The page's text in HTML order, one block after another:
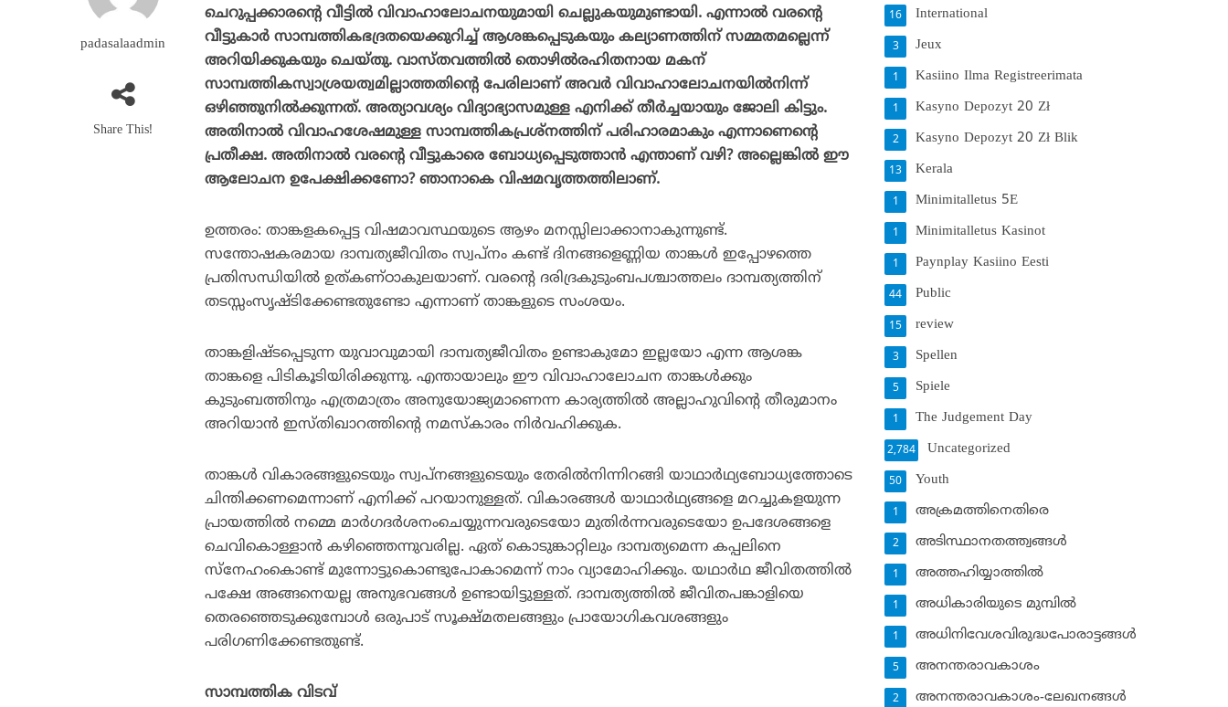
padasalaadmin
Share This!
ചെറുപ്പക്കാരന്റെ വീട്ടില്‍ വിവാഹാലോചനയുമായി ചെല്ലുകയുമുണ്ടായി. എന്നാല്‍ വരന്റെ
വീട്ടുകാര്‍ സാമ്പത്തികഭദ്രതയെക്കുറിച്ച് ആശങ്കപ്പെടുകയും കല്യാണത്തിന് സമ്മതമല്ലെന്ന്
അറിയിക്കുകയും ചെയ്തു. വാസ്തവത്തില്‍ തൊഴില്‍രഹിതനായ മകന്
സാമ്പത്തികസ്വാശ്രയത്വമില്ലാത്തതിന്റെ പേരിലാണ് അവര്‍ വിവാഹാലോചനയില്‍നിന്ന്
ഒഴിഞ്ഞുനില്‍ക്കുന്നത്. അത്യാവശ്യം വിദ്യാഭ്യാസമുള്ള എനിക്ക് തീര്‍ച്ചയായും ജോലി കിട്ടും.
അതിനാല്‍ വിവാഹശേഷമുള്ള സാമ്പത്തികപ്രശ്‌നത്തിന് പരിഹാരമാകും എന്നാണെന്റെ
പ്രതീക്ഷ. അതിനാല്‍ വരന്റെ വീട്ടുകാരെ ബോധ്യപ്പെടുത്താന്‍ എന്താണ് വഴി? അല്ലെങ്കില്‍ ഈ
ആലോചന ഉപേക്ഷിക്കണോ? ഞാനാകെ വിഷമവൃത്തത്തിലാണ്.
ഉത്തരം: താങ്കളകപ്പെട്ട വിഷമാവസ്ഥയുടെ ആഴം മനസ്സിലാക്കാനാകുന്നുണ്ട്.
സന്തോഷകരമായ ദാമ്പത്യജീവിതം സ്വപ്‌നം കണ്ട് ദിനങ്ങളെണ്ണിയ താങ്കള്‍ ഇപ്പോഴത്തെ
പ്രതിസന്ധിയില്‍ ഉത്കണ്ഠാകുലയാണ്. വരന്റെ ദരിദ്രകുടുംബപശ്ചാത്തലം ദാമ്പത്യത്തിന്
തടസ്സംസൃഷ്ടിക്കേണ്ടതുണ്ടോ എന്നാണ് താങ്കളുടെ സംശയം.
താങ്കളിഷ്ടപ്പെടുന്ന യുവാവുമായി ദാമ്പത്യജീവിതം ഉണ്ടാകുമോ ഇല്ലയോ എന്ന ആശങ്ക
താങ്കളെ പിടികൂടിയിരിക്കുന്നു. എന്തായാലും ഈ വിവാഹാലോചന താങ്കള്‍ക്കും
കുടുംബത്തിനും എത്രമാത്രം അനുയോജ്യമാണെന്ന കാര്യത്തില്‍ അല്ലാഹുവിന്റെ തീരുമാനം
അറിയാന്‍ ഇസ്തിഖാറത്തിന്റെ നമസ്‌കാരം നിര്‍വഹിക്കുക.
താങ്കള്‍ വികാരങ്ങളുടെയും സ്വപ്‌നങ്ങളുടെയും തേരില്‍നിന്നിറങ്ങി യാഥാര്‍ഥ്യബോധ്യത്തോടെ
ചിന്തിക്കണമെന്നാണ് എനിക്ക് പറയാനുള്ളത്. വികാരങ്ങള്‍ യാഥാര്‍ഥ്യങ്ങളെ മറച്ചുകളയുന്ന
പ്രായത്തില്‍ നമ്മെ മാര്‍ഗദര്‍ശനംചെയ്യുന്നവരുടെയോ മുതിര്‍ന്നവരുടെയോ ഉപദേശങ്ങളെ
ചെവികൊള്ളാന്‍ കഴിഞ്ഞെന്നുവരില്ല. ഏത് കൊടുങ്കാറ്റിലും ദാമ്പത്യമെന്ന കപ്പലിനെ
സ്‌നേഹംകൊണ്ട് മുന്നോട്ടുകൊണ്ടുപോകാമെന്ന് നാം വ്യാമോഹിക്കും. യഥാര്‍ഥ ജീവിതത്തില്‍
പക്ഷേ അങ്ങനെയല്ല അനുഭവങ്ങള്‍ ഉണ്ടായിട്ടുള്ളത്. ദാമ്പത്യത്തില്‍ ജീവിതപങ്കാളിയെ
തെരഞ്ഞെടുക്കുമ്പോള്‍ ഒരുപാട് സൂക്ഷ്മതലങ്ങളും പ്രായോഗികവശങ്ങളും
പരിഗണിക്കേണ്ടതുണ്ട്.
സാമ്പത്തിക വിടവ്
International
16
Jeux
3
Kasiino Ilma Registreerimata
1
Kasyno Depozyt 20 Zł
1
Kasyno Depozyt 20 Zł Blik
2
Kerala
13
Minimitalletus 5E
1
Minimitalletus Kasinot
1
Paynplay Kasiino Eesti
1
Public
44
review
15
Spellen
3
Spiele
5
The Judgement Day
1
Uncategorized
2,784
Youth
50
അക്രമത്തിനെതിരെ
1
അടിസ്ഥാനതത്ത്വങ്ങള്‍
2
അത്തഹിയ്യാത്തില്‍
1
അധികാരിയുടെ മുമ്പില്‍
1
അധിനിവേശവിരുദ്ധപോരാട്ടങ്ങള്‍
1
അനന്തരാവകാശം
5
അനന്തരാവകാശം-ലേഖനങ്ങള്‍
2